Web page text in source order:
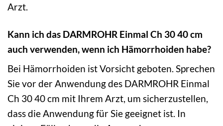
Arzt.
Kann ich das DARMROHR Einmal Ch 30 40 cm
auch verwenden, wenn ich Hämorrhoiden habe?
Bei Hämorrhoiden ist Vorsicht geboten. Sprechen
Sie vor der Anwendung des DARMROHR Einmal
Ch 30 40 cm mit Ihrem Arzt, um sicherzustellen,
dass die Anwendung für Sie geeignet ist. In